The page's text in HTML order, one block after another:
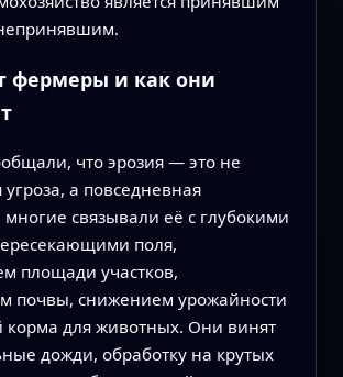
фермеры и как они
что эрозия — это не
угроза, а повседневная
многие связывали её с глубокими
поля,
площади участков,
почвы, снижением урожайности
корма для животных. Они винят
дожди, обработку на крутых